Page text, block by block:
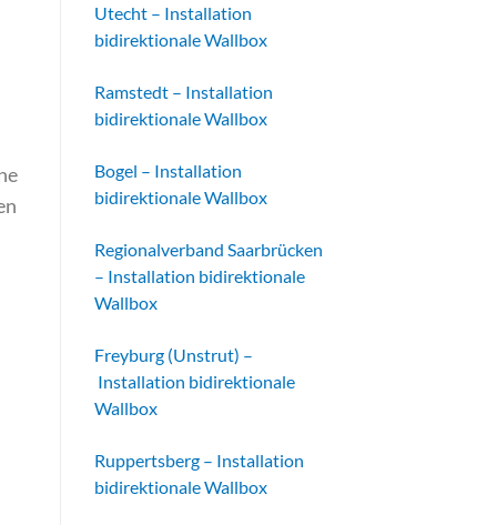
Utecht – Installation
bidirektionale Wallbox
Ramstedt – Installation
bidirektionale Wallbox
Bogel – Installation
bidirektionale Wallbox
Regionalverband Saarbrücken
– Installation bidirektionale
Wallbox
Freyburg (Unstrut) –
Installation bidirektionale
Wallbox
Ruppertsberg – Installation
bidirektionale Wallbox